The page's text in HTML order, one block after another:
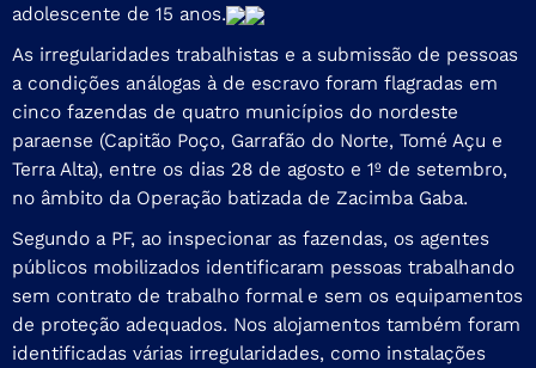
adolescente de 15 anos.
As irregularidades trabalhistas e a submissão de pessoas
a condições análogas à de escravo foram flagradas em
cinco fazendas de quatro municípios do nordeste
paraense (Capitão Poço, Garrafão do Norte, Tomé Açu e
Terra Alta), entre os dias 28 de agosto e 1º de setembro,
no âmbito da Operação batizada de Zacimba Gaba.
Segundo a PF, ao inspecionar as fazendas, os agentes
públicos mobilizados identificaram pessoas trabalhando
sem contrato de trabalho formal e sem os equipamentos
de proteção adequados. Nos alojamentos também foram
identificadas várias irregularidades, como instalações